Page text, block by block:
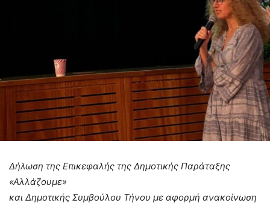
Δήλωση της Επικεφαλής της Δημοτικής Παράταξης
«Αλλάζουμε»
και Δημοτικής Συμβούλου Τήνου με αφορμή ανακοίνωση